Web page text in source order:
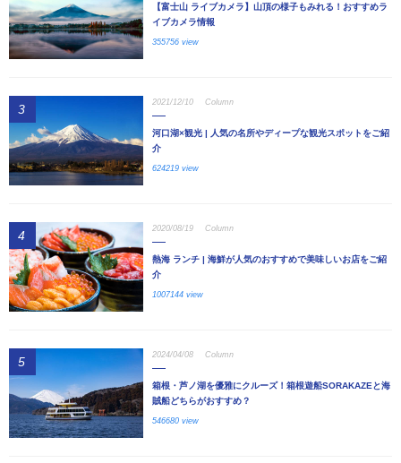
【富士山 ライブカメラ】山頂の様子もみれる！おすすめラ
イブカメラ情報
355756 view
3 2021/12/10 Column
河口湖×観光 | 人気の名所やディープな観光スポットをご紹
介
624219 view
4 2020/08/19 Column
熱海 ランチ | 海鮮が人気のおすすめで美味しいお店をご紹
介
1007144 view
5 2024/04/08 Column
箱根・芦ノ湖を優雅にクルーズ！箱根遊船SORAKAZEと海
賊船どちらがおすすめ？
546680 view